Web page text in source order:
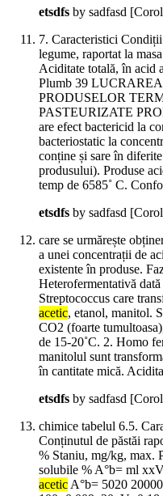
etsdfs by sadfasd
7. Caracteristici
legume, raportat la
Aciditate totală, în acid
Plumb 39
PRODUSELOR
PASTEURIZATE
are efect bactericid la
bacteriostatic la
conține și sare în
produsului). Produse
temp de 6585˚ C.
etsdfs by sadfasd
care se urmărește
a unei concentrații de
existente în produse.
Heterofermentativă
Streptococcus care
acetic, etanol, manitol.
CO2 (foarte
de 15-20˚C. 2. Homo
manitolul sunt
în cantitate mică.
etsdfs by sadfasd
chimice tabelul 6.5.
Conținutul de păstăi
% Staniu, mg/kg, max.
solubile % A°b= ml
aceticA°b= 5020